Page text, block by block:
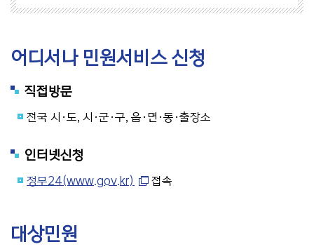
어디서나 민원서비스 신청
직접방문
전국 시·도, 시·군·구, 읍·면·동·출장소
인터넷신청
정부24(www.gov.kr) 접속
대상민원